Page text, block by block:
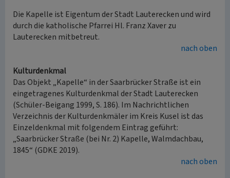
Die Kapelle ist Eigentum der Stadt Lauterecken und wird
durch die katholische Pfarrei Hl. Franz Xaver zu
Lauterecken mitbetreut.
nach oben
Kulturdenkmal
Das Objekt „Kapelle“ in der Saarbrücker Straße ist ein
eingetragenes Kulturdenkmal der Stadt Lauterecken
(Schüler-Beigang 1999, S. 186). Im Nachrichtlichen
Verzeichnis der Kulturdenkmäler im Kreis Kusel ist das
Einzeldenkmal mit folgendem Eintrag geführt:
„Saarbrücker Straße (bei Nr. 2) Kapelle, Walmdachbau,
1845“ (GDKE 2019).
nach oben